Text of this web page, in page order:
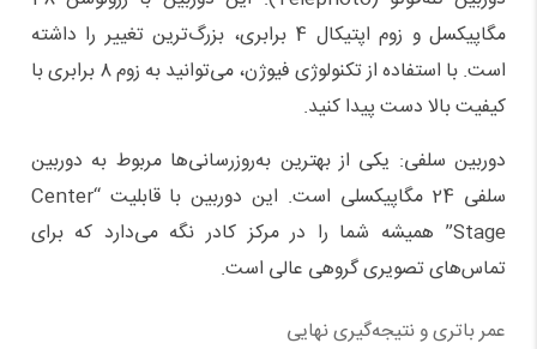
مگاپیکسل و زوم اپتیکال 4 برابری، بزرگ‌ترین تغییر را داشته
است. با استفاده از تکنولوژی فیوژن، می‌توانید به زوم 8 برابری با
کیفیت بالا دست پیدا کنید.
دوربین سلفی: یکی از بهترین به‌روزرسانی‌ها مربوط به دوربین
سلفی 24 مگاپیکسلی است. این دوربین با قابلیت “Center
Stage” همیشه شما را در مرکز کادر نگه می‌دارد که برای
تماس‌های تصویری گروهی عالی است.
عمر باتری و نتیجه‌گیری نهایی